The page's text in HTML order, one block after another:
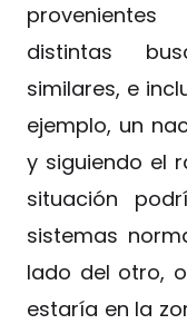
distintas
similares, e
ejemplo, un
y siguiendo el
situación
sistemas
lado del otro,
estaría en la